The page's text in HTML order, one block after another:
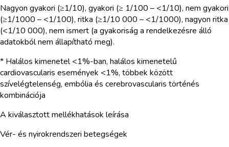
Nagyon gyakori (≥1/10), gyakori (≥ 1/100 – <1/10), nem gyakori
(≥1/1000 – <1/100), ritka (≥1/10 000 – <1/1000), nagyon ritka
(<1/10 000), nem ismert (a gyakoriság a rendelkezésre álló
adatokból nem állapítható meg).
* Halálos kimenetel <1%-ban, halálos kimenetelű
cardiovascularis események <1%, többek között
szívelégtelenség, embólia és cerebrovascularis történés
kombinációja
A kiválasztott mellékhatások leírása
Vér- és nyirokrendszeri betegségek